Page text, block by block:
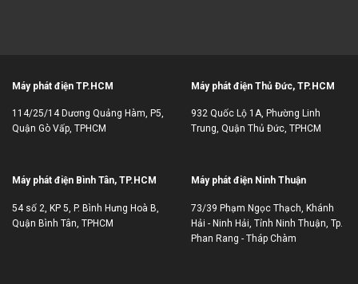
Máy phát điện TP.HCM
114/25/14 Dương Quảng Hàm, P5,
Quận Gò Vấp, TPHCM
Máy phát điện Thủ Đức, TP.HCM
932 Quốc Lộ 1A, Phường Linh
Trung, Quận Thủ Đức, TPHCM
Máy phát điện Bình Tân, TP.HCM
54 số 2, KP 5, P. Bình Hưng Hoà B,
Quận Bình Tân, TPHCM
Máy phát điện Ninh Thuận
73/39 Phạm Ngọc Thạch, Khánh
Hải - Ninh Hải, Tỉnh Ninh Thuận, Tp.
Phan Rang - Tháp Chàm